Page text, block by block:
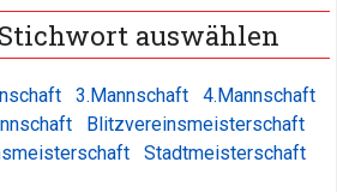
auswählen
3.Mannschaft
4.Mannschaft
Blitzvereinsmeisterschaft
Stadtmeisterschaft